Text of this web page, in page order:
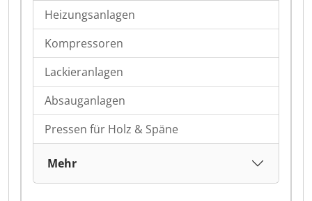
Heizungsanlagen
Kompressoren
Lackieranlagen
Absauganlagen
Pressen für Holz & Späne
Mehr